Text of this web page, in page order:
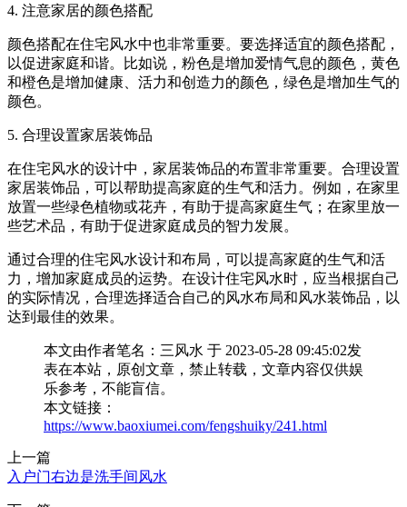
4. 注意家居的颜色搭配
颜色搭配在住宅风水中也非常重要。要选择适宜的颜色搭配，
以促进家庭和谐。比如说，粉色是增加爱情气息的颜色，黄色
和橙色是增加健康、活力和创造力的颜色，绿色是增加生气的
颜色。
5. 合理设置家居装饰品
在住宅风水的设计中，家居装饰品的布置非常重要。合理设置
家居装饰品，可以帮助提高家庭的生气和活力。例如，在家里
放置一些绿色植物或花卉，有助于提高家庭生气；在家里放一
些艺术品，有助于促进家庭成员的智力发展。
通过合理的住宅风水设计和布局，可以提高家庭的生气和活
力，增加家庭成员的运势。在设计住宅风水时，应当根据自己
的实际情况，合理选择适合自己的风水布局和风水装饰品，以
达到最佳的效果。
本文由作者笔名：三风水 于 2023-05-28 09:45:02发
表在本站，原创文章，禁止转载，文章内容仅供娱
乐参考，不能盲信。
本文链接：
https://www.baoxiumei.com/fengshuiky/241.html
上一篇
入户门右边是洗手间风水